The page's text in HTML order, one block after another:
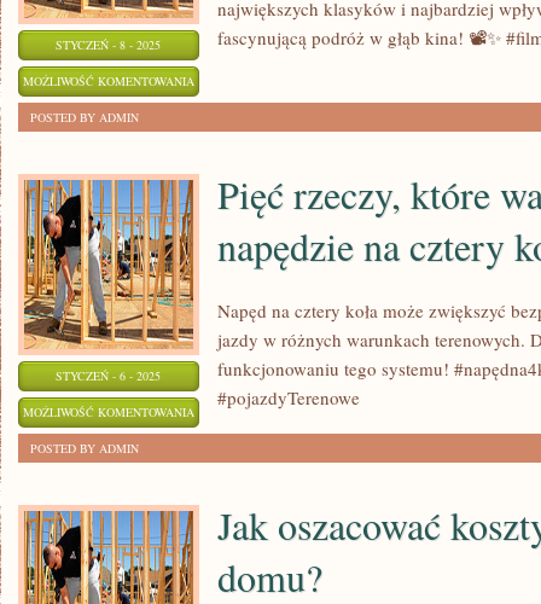
STYCZEŃ - 8 - 2025
MOŻLIWOŚĆ KOMENTOWANIA
HISTORIĘ
FILMU
ZOSTAŁA WYŁĄCZONA
największych klasyków i najbardziej
fascynującą podróż w głąb kina! 📽️✨
POSTED BY ADMIN
STYCZEŃ - 6 - 2025
MOŻLIWOŚĆ KOMENTOWANIA
WARTO
WIEDZIEĆ
NAPĘDZIE
ZOSTAŁA WYŁĄCZONA
Pięć rzeczy, które
napędzie na cztery
Napęd na cztery koła może zwiększyć
jazdy w różnych warunkach terenowych.
funkcjonowaniu tego systemu!
#pojazdyTerenowe
POSTED BY ADMIN
Jak oszacować
domu?